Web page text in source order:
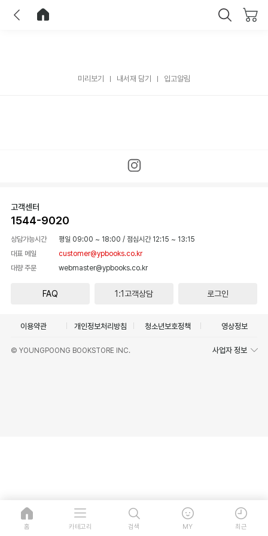
미리보기 내서재 담기 입고알림
고객센터
1544-9020
상담가능시간 평일 09:00 ~ 18:00 / 점심시간 12:15 ~ 13:15
대표 메일
customer@ypbooks.co.kr
대량 주문
webmaster@ypbooks.co.kr
FAQ 1:1고객상담 로그인
이용약관 개인정보처리방침 청소년보호정책 영상정보
© YOUNGPOONG BOOKSTORE INC. 사업자 정보
홈 카테고리 검색 MY 최근